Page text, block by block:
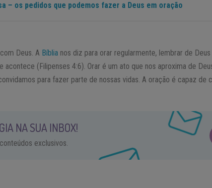
– os pedidos que podemos fazer a Deus em oração
Deus. A Bíblia nos diz para orar regularmente, lembrar de
(Filipenses 4:6). Orar é um ato que nos aproxima de
para fazer parte de nossas vidas. A oração é capaz de
NA SUA INBOX!
exclusivos.